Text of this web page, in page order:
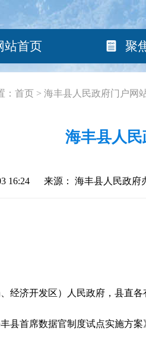
站首页 聚
： 首页 > 海丰县人民政府门户网
海丰县人
16:24 来源： 海丰县人民政府
经济开发区）人民政府，县直各
首席数据官制度试点实施方案